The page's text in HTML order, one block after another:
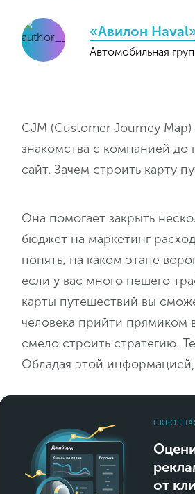
«Авилон
Автомобильная
CJM (Customer Journey
знакомства с компанией до
сайт. Зачем строить карту
Она помогает закрыть
бюджет на маркетинг
понять, на каком этапе
если у вас много пешего
карты путешествий вы
человека прийти прямиком
смело строить стратегию.
Обладая этой
от